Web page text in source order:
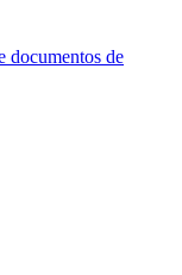
documentos de